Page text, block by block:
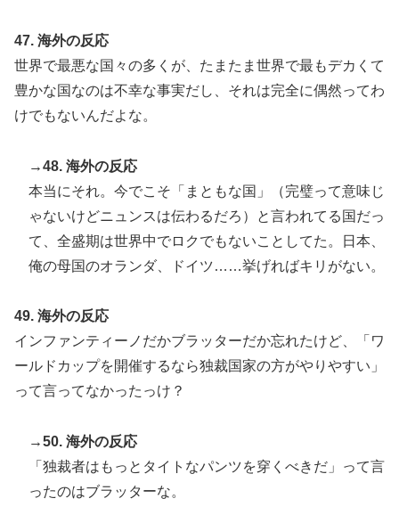
47. 海外の反応
世界で最悪な国々の多くが、たまたま世界で最もデカくて
豊かな国なのは不幸な事実だし、それは完全に偶然ってわ
けでもないんだよな。
→48. 海外の反応
本当にそれ。今でこそ「まともな国」（完璧って意味じ
ゃないけどニュンスは伝わるだろ）と言われてる国だっ
て、全盛期は世界中でロクでもないことしてた。日本、
俺の母国のオランダ、ドイツ……挙げればキリがない。
49. 海外の反応
インファンティーノだかブラッターだか忘れたけど、「ワ
ールドカップを開催するなら独裁国家の方がやりやすい」
って言ってなかったっけ？
→50. 海外の反応
「独裁者はもっとタイトなパンツを穿くべきだ」って言
ったのはブラッターな。